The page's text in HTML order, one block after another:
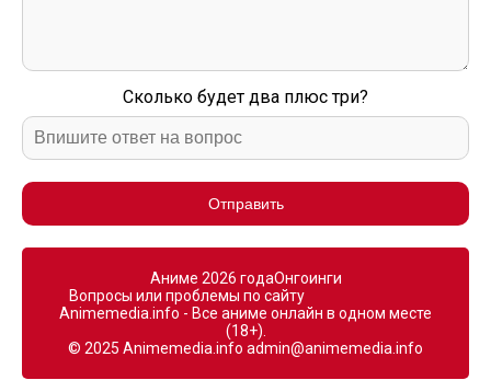
Сколько будет два плюс три?
Отправить
Аниме 2026 годаОнгоинги
Вопросы или проблемы по сайту
Animemedia.info - Все аниме онлайн в одном месте
(18+).
© 2025 Animemedia.info admin@animemedia.info